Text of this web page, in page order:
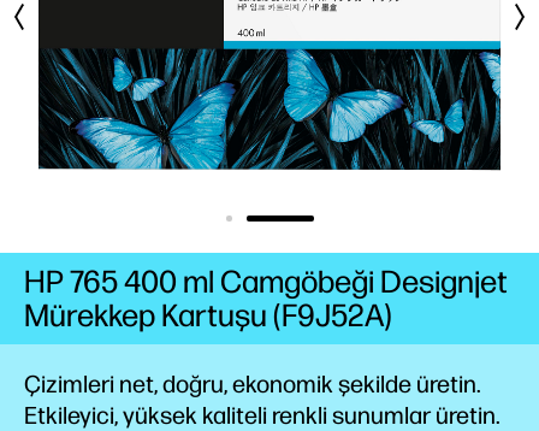
Çizimleri net, doğru, ekonomik şekilde üretin.
Etkileyici, yüksek kaliteli renkli sunumlar üretin.
HP 765 400 ml Camgöbeği Designjet
Mürekkep Kartuşu (F9J52A)